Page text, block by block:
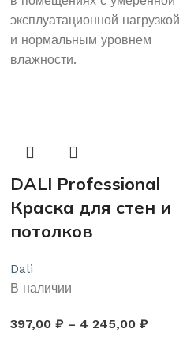
эксплуатационной нагрузкой
и нормальным уровнем
влажности.
DALI Professional
Краска для стен и
потолков
Dali
В наличии
397,00 ₽ – 4 245,00 ₽